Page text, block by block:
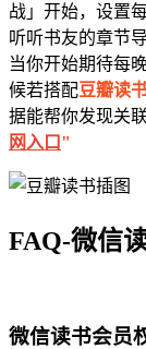
战」开始，设置
听听书友的章节
当你开始期待每
候若搭配豆瓣读
据能帮你发现关
网入口 "
FAQ-微信
微信读书会员